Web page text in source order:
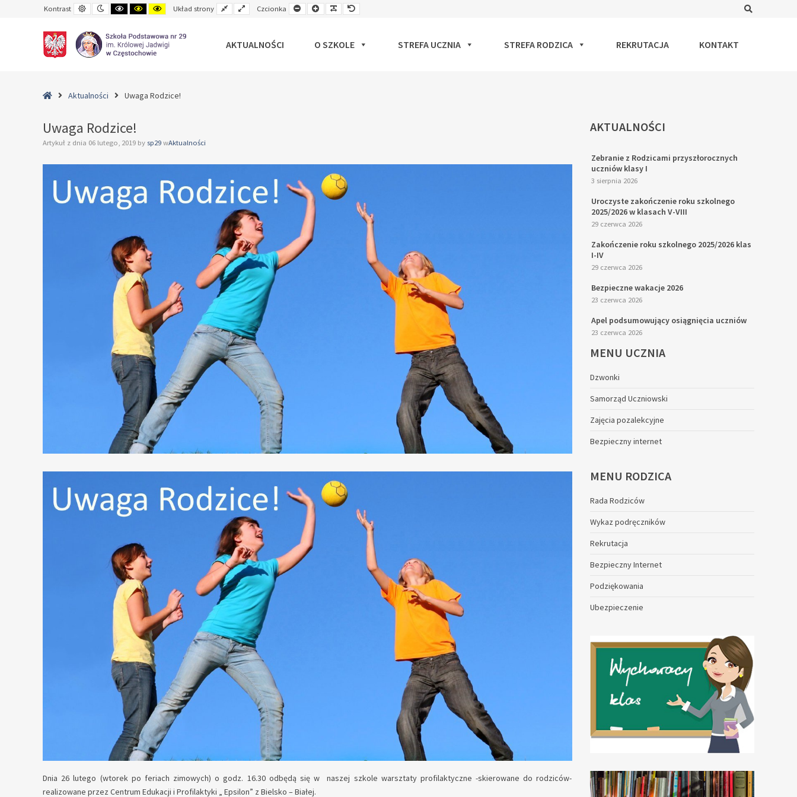
Kontrast
Default
contrast
Night
contrast
Black
and
Black
and
Yellow
and
Układ strony
Fixed
layout
Wide
layout
Czcionka
Smaller
Font
Larger
Font
Readable
Font
Default
Font
AKTUALNOŚCI O SZKOLE STREFA UCZNIA STREFA RODZICA REKRUTACJA KONTAKT
HomeAktualności Uwaga Rodzice!
Uwaga Rodzice!
Artykuł z dnia 06 lutego, 2019 by sp29 wAktualności
Dnia 26 lutego (wtorek po feriach zimowych) o godz. 16.30 odbędą się w naszej szkole warsztaty profilaktyczne -skierowane do rodziców-
realizowane przez Centrum Edukacji i Profilaktyki „ Epsilon” z Bielsko – Białej.
AKTUALNOŚCI
Zebranie z Rodzicami przyszłorocznych
uczniów klasy I
3 sierpnia 2026
Uroczyste zakończenie roku szkolnego
2025/2026 w klasach V-VIII
29 czerwca 2026
Zakończenie roku szkolnego 2025/2026 klas
I-IV
29 czerwca 2026
Bezpieczne wakacje 2026
23 czerwca 2026
Apel podsumowujący osiągnięcia uczniów
23 czerwca 2026
MENU UCZNIA
Dzwonki
Samorząd Uczniowski
Zajęcia pozalekcyjne
Bezpieczny internet
MENU RODZICA
Rada Rodziców
Wykaz podręczników
Rekrutacja
Bezpieczny Internet
Podziękowania
Ubezpieczenie